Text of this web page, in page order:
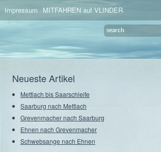
Impressum MITFAHREN auf VLINDER
Neueste Artikel
Mettlach bis Saarschleife
Saarburg nach Mettlach
Grevenmacher nach Saarburg
Ehnen nach Grevenmacher
Schwebsange nach Ehnen